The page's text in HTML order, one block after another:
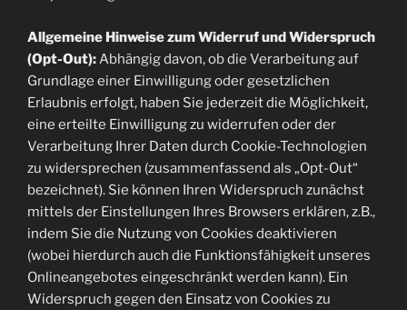
Allgemeine Hinweise zum Widerruf und Widerspruch
(Opt-Out): Abhängig davon, ob die Verarbeitung auf
Grundlage einer Einwilligung oder gesetzlichen
Erlaubnis erfolgt, haben Sie jederzeit die Möglichkeit,
eine erteilte Einwilligung zu widerrufen oder der
Verarbeitung Ihrer Daten durch Cookie-Technologien
zu widersprechen (zusammenfassend als „Opt-Out“
bezeichnet). Sie können Ihren Widerspruch zunächst
mittels der Einstellungen Ihres Browsers erklären, z.B.,
indem Sie die Nutzung von Cookies deaktivieren
(wobei hierdurch auch die Funktionsfähigkeit unseres
Onlineangebotes eingeschränkt werden kann). Ein
Widerspruch gegen den Einsatz von Cookies zu